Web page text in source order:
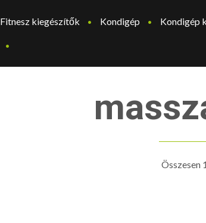
Fitnesz kiegészítők Kondigép Kondigép
Összesen